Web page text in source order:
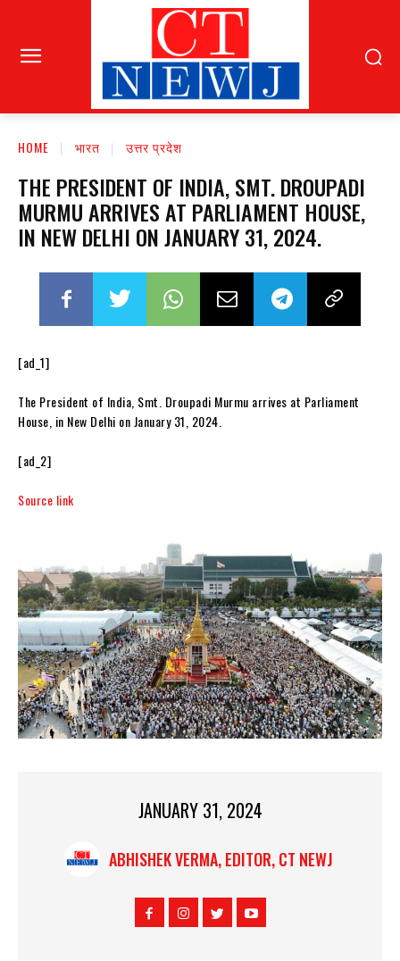
HOME भारत उत्तर प्रदेश
THE PRESIDENT OF INDIA, SMT. DROUPADI
MURMU ARRIVES AT PARLIAMENT HOUSE,
IN NEW DELHI ON JANUARY 31, 2024.
[ad_1]
The President of India, Smt. Droupadi Murmu arrives at Parliament
House, in New Delhi on January 31, 2024.
[ad_2]
Source link
JANUARY 31, 2024
ABHISHEK VERMA, EDITOR, CT NEWJ